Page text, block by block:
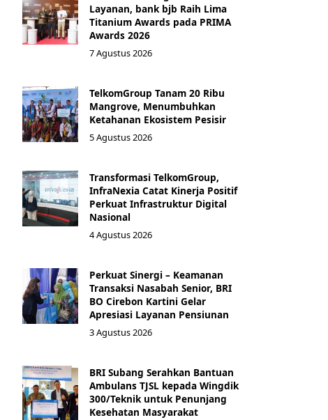
Layanan, bank bjb Raih Lima
Titanium Awards pada PRIMA
Awards 2026
7 Agustus 2026
TelkomGroup Tanam 20 Ribu
Mangrove, Menumbuhkan
Ketahanan Ekosistem Pesisir
5 Agustus 2026
Transformasi TelkomGroup,
InfraNexia Catat Kinerja Positif
Perkuat Infrastruktur Digital
Nasional
4 Agustus 2026
Perkuat Sinergi – Keamanan
Transaksi Nasabah Senior, BRI
BO Cirebon Kartini Gelar
Apresiasi Layanan Pensiunan
3 Agustus 2026
BRI Subang Serahkan Bantuan
Ambulans TJSL kepada Wingdik
300/Teknik untuk Penunjang
Kesehatan Masyarakat ​